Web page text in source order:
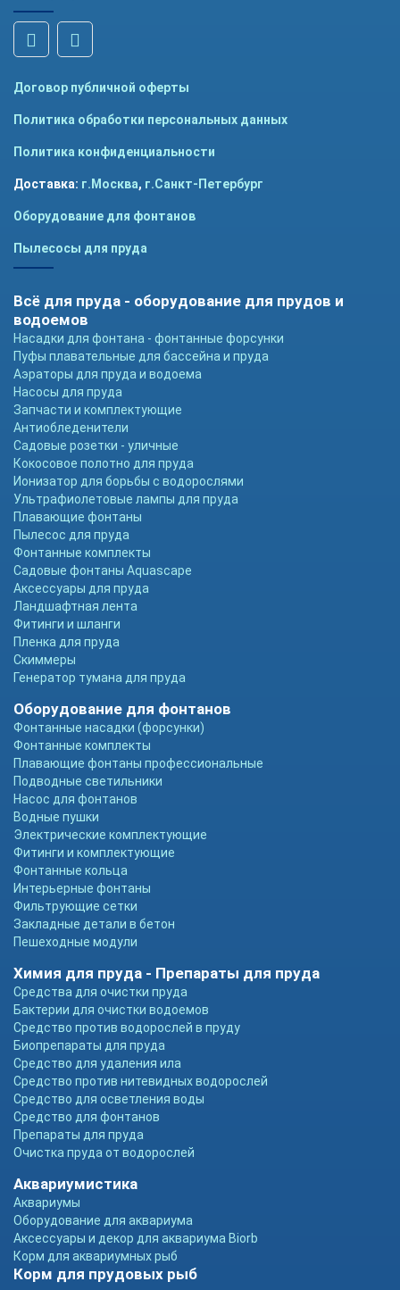
Договор публичной оферты
Политика обработки персональных данных
Политика конфиденциальности
Доставка: г.Москва, г.Санкт-Петербург
Оборудование для фонтанов
Пылесосы для пруда
Всё для пруда - оборудование для прудов и
водоемов
Насадки для фонтана - фонтанные форсунки
Пуфы плавательные для бассейна и пруда
Аэраторы для пруда и водоема
Насосы для пруда
Запчасти и комплектующие
Антиобледенители
Садовые розетки - уличные
Кокосовое полотно для пруда
Ионизатор для борьбы с водорослями
Ультрафиолетовые лампы для пруда
Плавающие фонтаны
Пылесос для пруда
Фонтанные комплекты
Садовые фонтаны Aquascape
Аксессуары для пруда
Ландшафтная лента
Фитинги и шланги
Пленка для пруда
Скиммеры
Генератор тумана для пруда
Оборудование для фонтанов
Фонтанные насадки (форсунки)
Фонтанные комплекты
Плавающие фонтаны профессиональные
Подводные светильники
Насос для фонтанов
Водные пушки
Электрические комплектующие
Фитинги и комплектующие
Фонтанные кольца
Интерьерные фонтаны
Фильтрующие сетки
Закладные детали в бетон
Пешеходные модули
Химия для пруда - Препараты для пруда
Средства для очистки пруда
Бактерии для очистки водоемов
Средство против водорослей в пруду
Биопрепараты для пруда
Средство для удаления ила
Средство против нитевидных водорослей
Средство для осветления воды
Средство для фонтанов
Препараты для пруда
Очистка пруда от водорослей
Аквариумистика
Аквариумы
Оборудование для аквариума
Аксессуары и декор для аквариума Biorb
Корм для аквариумных рыб
Корм для прудовых рыб